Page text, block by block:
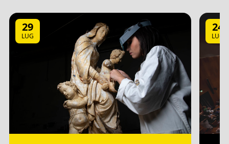
29
LUG
24
LUG